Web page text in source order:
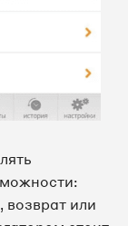
возврат или